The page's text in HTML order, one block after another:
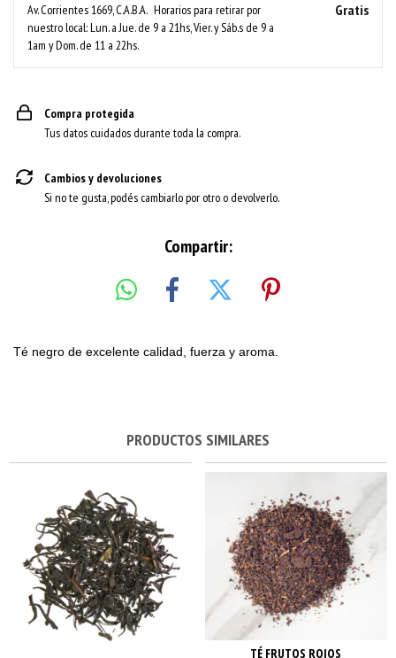
Av. Corrientes 1669, C.A.B.A. Horarios para retirar por
nuestro local: Lun. a Jue. de 9 a 21hs, Vier. y Sáb.s de 9 a
1am y Dom. de 11 a 22hs.
Gratis
Compra protegida
Tus datos cuidados durante toda la compra.
Cambios y devoluciones
Si no te gusta, podés cambiarlo por otro o devolverlo.
Compartir:
Té negro de excelente calidad, fuerza y aroma.
PRODUCTOS SIMILARES
TÉ FRUTOS ROJOS